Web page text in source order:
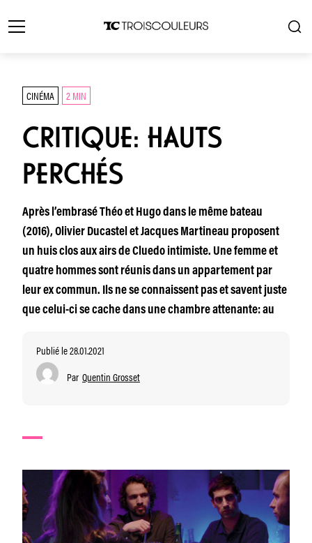
CINÉMA 2 MIN
CRITIQUE: HAUTS
PERCHÉS
Après l’embrasé Théo et Hugo dans le même bateau
(2016), Olivier Ducastel et Jacques Martineau proposent
un huis clos aux airs de Cluedo intimiste. Une femme et
quatre hommes sont réunis dans un appartement par
leur ex commun. Ils ne se connaissent pas et savent juste
que celui-ci se cache dans une chambre attenante: au
Publié le 28.01.2021
Par Quentin Grosset